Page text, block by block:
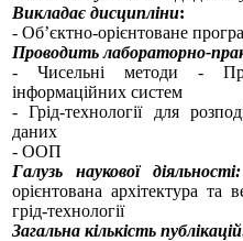
Викладає дисципліни:
- Об’єктно-орієнтоване
Проводить лабораторно-
- Чисельні методи -
інформаційних систем
- Грід-технології для
даних
- ООП
Галузь наукової діяльності:
орієнтована архітектура та
грід-технології
Загальна кількість